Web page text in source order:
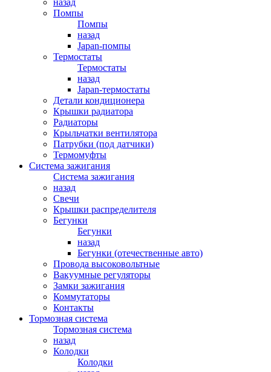
назад
Помпы
Помпы
назад
Japan-помпы
Термостаты
Термостаты
назад
Japan-термостаты
Детали кондиционера
Крышки радиатора
Радиаторы
Крыльчатки вентилятора
Патрубки (под датчики)
Термомуфты
Система зажигания
Система зажигания
назад
Свечи
Крышки распределителя
Бегунки
Бегунки
назад
Бегунки (отечественные авто)
Провода высоковольтные
Вакуумные регуляторы
Замки зажигания
Коммутаторы
Контакты
Тормозная система
Тормозная система
назад
Колодки
Колодки